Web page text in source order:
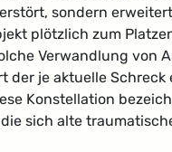
sondern
plötzlich zum
Verwandlung von
der je aktuelle Schreck
Konstellation
sich alte